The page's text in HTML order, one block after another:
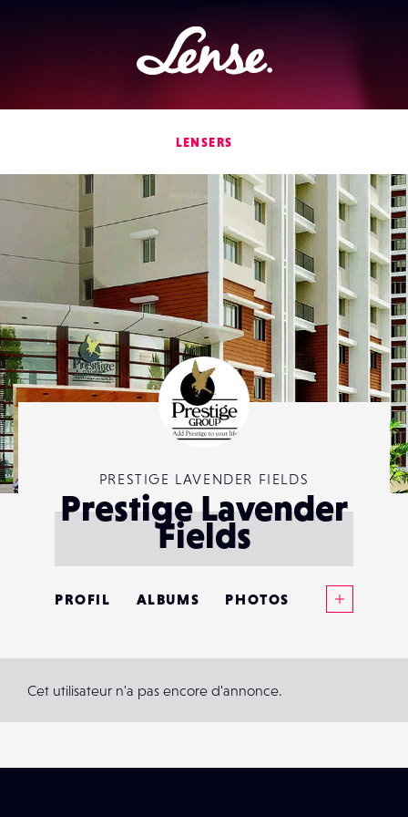
Lense
LENSERS
PRESTIGE LAVENDER FIELDS
Prestige Lavender
Fields
PROFIL ALBUMS PHOTOS
CONTACTS
ÉVÉNEMENTS
Cet utilisateur n'a pas encore d'annonce.